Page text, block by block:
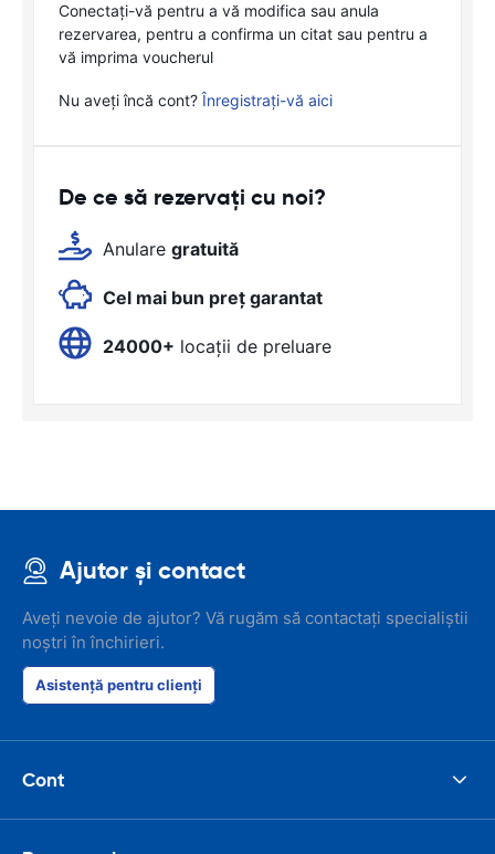
Conectați-vă pentru a vă modifica sau anula
rezervarea, pentru a confirma un citat sau pentru a
vă imprima voucherul
Nu aveți încă cont? Înregistrați-vă aici
De ce să rezervați cu noi?
Anulare gratuită
Cel mai bun preț garantat
24000+ locații de preluare
Ajutor și contact
Aveți nevoie de ajutor? Vă rugăm să contactați specialiștii
noștri în închirieri.
Asistență pentru clienți
Cont